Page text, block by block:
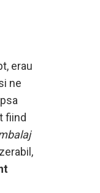
erau
ne
fiind